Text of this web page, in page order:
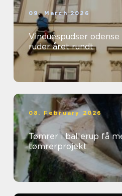
09. March 2026
Vinduespudser odense sådan får du rene
ruder året rundt
08. February 2026
Tømrer i ballerup få mest værdi ud af dit
tømrerprojekt